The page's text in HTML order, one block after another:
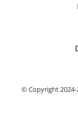
© Copyright